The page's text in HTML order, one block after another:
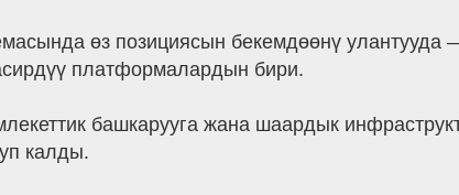
өз позициясын бекемдөөнү
платформалардын бири.
башкарууга жана шаардык
калды.